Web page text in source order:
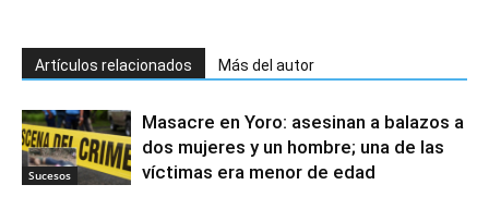
Artículos relacionados Más del autor
Sucesos
Masacre en Yoro: asesinan a balazos a
dos mujeres y un hombre; una de las
víctimas era menor de edad